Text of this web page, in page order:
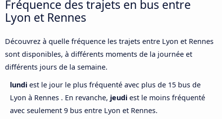
Fréquence des trajets en bus entre
Lyon et Rennes
Découvrez à quelle fréquence les trajets entre Lyon et Rennes
sont disponibles, à différents moments de la journée et
différents jours de la semaine.
lundi est le jour le plus fréquenté avec plus de 15 bus de
Lyon à Rennes . En revanche, jeudi est le moins fréquenté
avec seulement 9 bus entre Lyon et Rennes.